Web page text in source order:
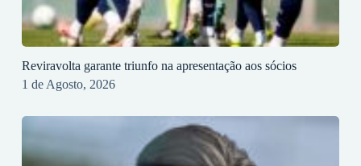
Reviravolta garante triunfo na apresentação aos sócios
1 de Agosto, 2026